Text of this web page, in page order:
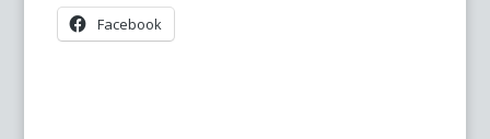
Facebook